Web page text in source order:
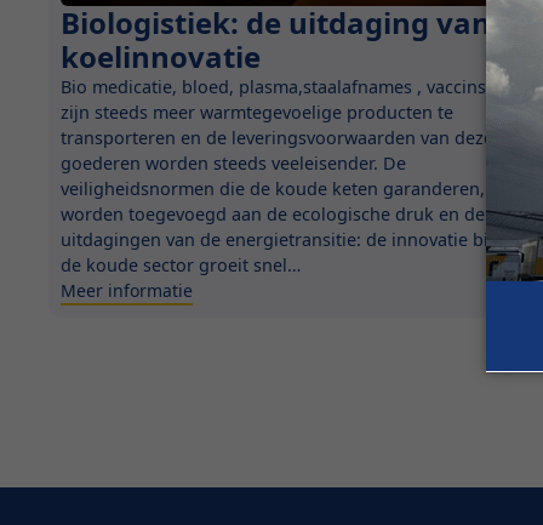
Innovatie
Biologistiek: de uitdaging van
koelinnovatie
Bio medicatie, bloed, plasma,staalafnames , vaccins… Er
zijn steeds meer warmtegevoelige producten te
transporteren en de leveringsvoorwaarden van deze
goederen worden steeds veeleisender. De
veiligheidsnormen die de koude keten garanderen,
worden toegevoegd aan de ecologische druk en de
uitdagingen van de energietransitie: de innovatie binnen
de koude sector groeit snel…
Meer informatie